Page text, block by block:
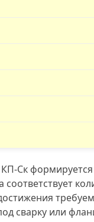
Ск
сварку или